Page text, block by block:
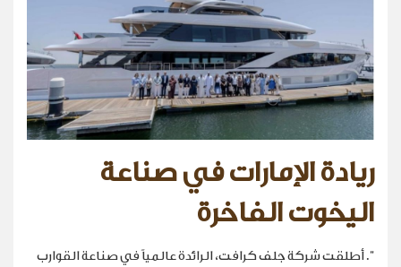
ريادة الإمارات في صناعة
اليخوت الفاخرة
". أطلقت شركة جلف كرافت، الرائدة عالمياً في صناعة القوارب